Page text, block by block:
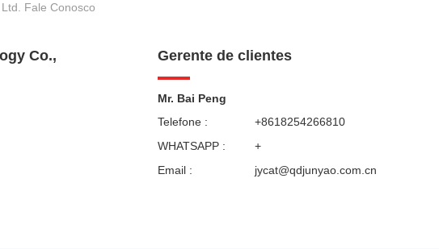
Fale Conosco
Co.,
Gerente de clientes
Mr. Bai Peng
Telefone :
+8618254266810
WHATSAPP :
+
Email :
jycat@qdjunyao.com.cn